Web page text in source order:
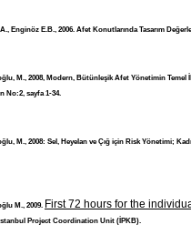
Enginöz E.B., 2006. Afet Konutlarında Tasarım
M., 2008, Modern, Bütünleşik Afet Yönetimin Temel
No:2, sayfa 1-34.
M., 2008: Sel, Heyelan ve Çığ için Risk Yönetimi;
M., 2009. First 72 hours for the
Project Coordination Unit (İPKB).